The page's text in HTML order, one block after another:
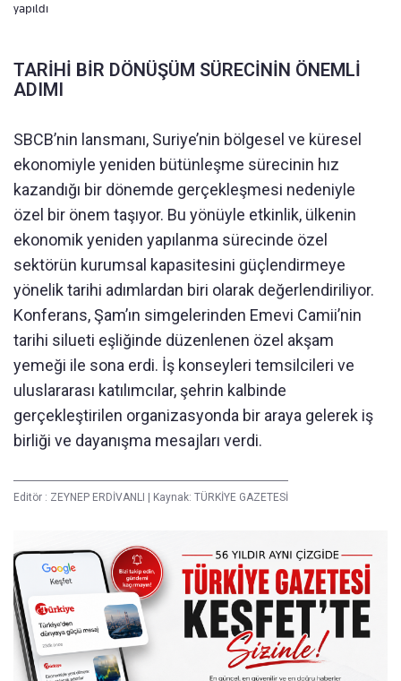
yapıldı
TARİHİ BİR DÖNÜŞÜM SÜRECİNİN ÖNEMLİ
ADIMI
SBCB’nin lansmanı, Suriye’nin bölgesel ve küresel
ekonomiyle yeniden bütünleşme sürecinin hız
kazandığı bir dönemde gerçekleşmesi nedeniyle
özel bir önem taşıyor. Bu yönüyle etkinlik, ülkenin
ekonomik yeniden yapılanma sürecinde özel
sektörün kurumsal kapasitesini güçlendirmeye
yönelik tarihi adımlardan biri olarak değerlendiriliyor.
Konferans, Şam’ın simgelerinden Emevi Camii’nin
tarihi silueti eşliğinde düzenlenen özel akşam
yemeği ile sona erdi. İş konseyleri temsilcileri ve
uluslararası katılımcılar, şehrin kalbinde
gerçekleştirilen organizasyonda bir araya gelerek iş
birliği ve dayanışma mesajları verdi.
Editör : ZEYNEP ERDİVANLI Kaynak: TÜRKİYE GAZETESİ